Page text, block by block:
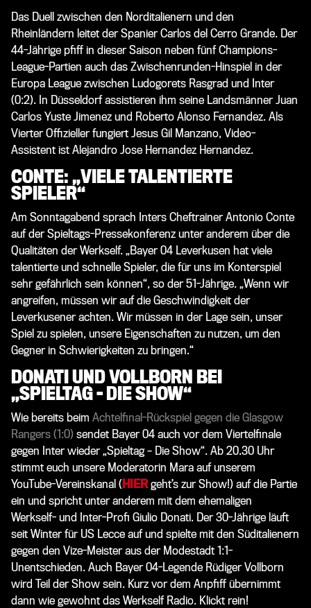
Das Duell zwischen den Norditalienern und den
Rheinländern leitet der Spanier Carlos del Cerro Grande. Der
44-Jährige pfiff in dieser Saison neben fünf Champions-
League-Partien auch das Zwischenrunden-Hinspiel in der
Europa League zwischen Ludogorets Rasgrad und Inter
(0:2). In Düsseldorf assistieren ihm seine Landsmänner Juan
Carlos Yuste Jimenez und Roberto Alonso Fernandez. Als
Vierter Offizieller fungiert Jesus Gil Manzano, Video-
Assistent ist Alejandro Jose Hernandez Hernandez.
CONTE: „VIELE TALENTIERTE
SPIELER“
Am Sonntagabend sprach Inters Cheftrainer Antonio Conte
auf der Spieltags-Pressekonferenz unter anderem über die
Qualitäten der Werkself. „Bayer 04 Leverkusen hat viele
talentierte und schnelle Spieler, die für uns im Konterspiel
sehr gefährlich sein können“, so der 51-Jährige. „Wenn wir
angreifen, müssen wir auf die Geschwindigkeit der
Leverkusener achten. Wir müssen in der Lage sein, unser
Spiel zu spielen, unsere Eigenschaften zu nutzen, um den
Gegner in Schwierigkeiten zu bringen.“
DONATI UND VOLLBORN BEI
„SPIELTAG – DIE SHOW“
Wie bereits beim Achtelfinal-Rückspiel gegen die Glasgow
Rangers (1:0) sendet Bayer 04 auch vor dem Viertelfinale
gegen Inter wieder „Spieltag – Die Show“. Ab 20.30 Uhr
stimmt euch unsere Moderatorin Mara auf unserem
YouTube-Vereinskanal ( HIERgeht’s zur Show!) auf die Partie
ein und spricht unter anderem mit dem ehemaligen
Werkself- und Inter-Profi Giulio Donati. Der 30-Jährige läuft
seit Winter für US Lecce auf und spielte mit den Süditalienern
gegen den Vize-Meister aus der Modestadt 1:1-
Unentschieden. Auch Bayer 04-Legende Rüdiger Vollborn
wird Teil der Show sein. Kurz vor dem Anpfiff übernimmt
dann wie gewohnt das Werkself Radio. Klickt rein!